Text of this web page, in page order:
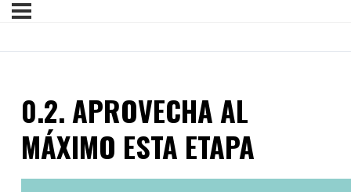
0.2. APROVECHA AL
MÁXIMO ESTA ETAPA